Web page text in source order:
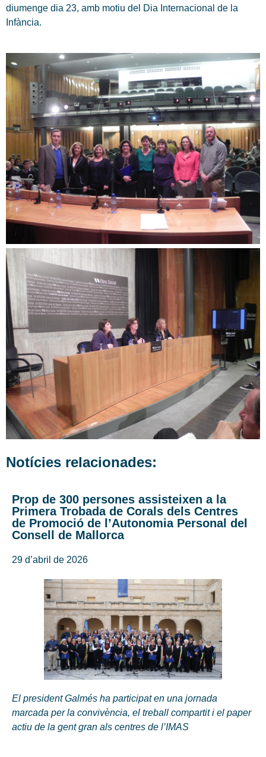
diumenge dia 23, amb motiu del Dia Internacional de la
Infància.
Notícies relacionades:
Prop de 300 persones assisteixen a la
Primera Trobada de Corals dels Centres
de Promoció de l’Autonomia Personal del
Consell de Mallorca
29 d’abril de 2026
El president Galmés ha participat en una jornada
marcada per la convivència, el treball compartit i el paper
actiu de la gent gran als centres de l’IMAS